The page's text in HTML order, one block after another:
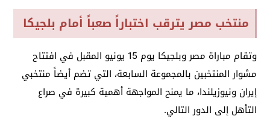
منتخب مصر يترقب اختباراً صعباً أمام بلجيكا
وتقام مباراة مصر وبلجيكا يوم 15 يونيو المقبل في افتتاح
مشوار المنتخبين بالمجموعة السابعة، التي تضم أيضاً منتخبي
إيران ونيوزيلندا، ما يمنح المواجهة أهمية كبيرة في صراع
التأهل إلى الدور التالي.